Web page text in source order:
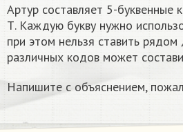
Артур составляет 5-буквенные
Т. Каждую букву нужно
при этом нельзя ставить рядом
различных кодов может
Напишите с объяснением,